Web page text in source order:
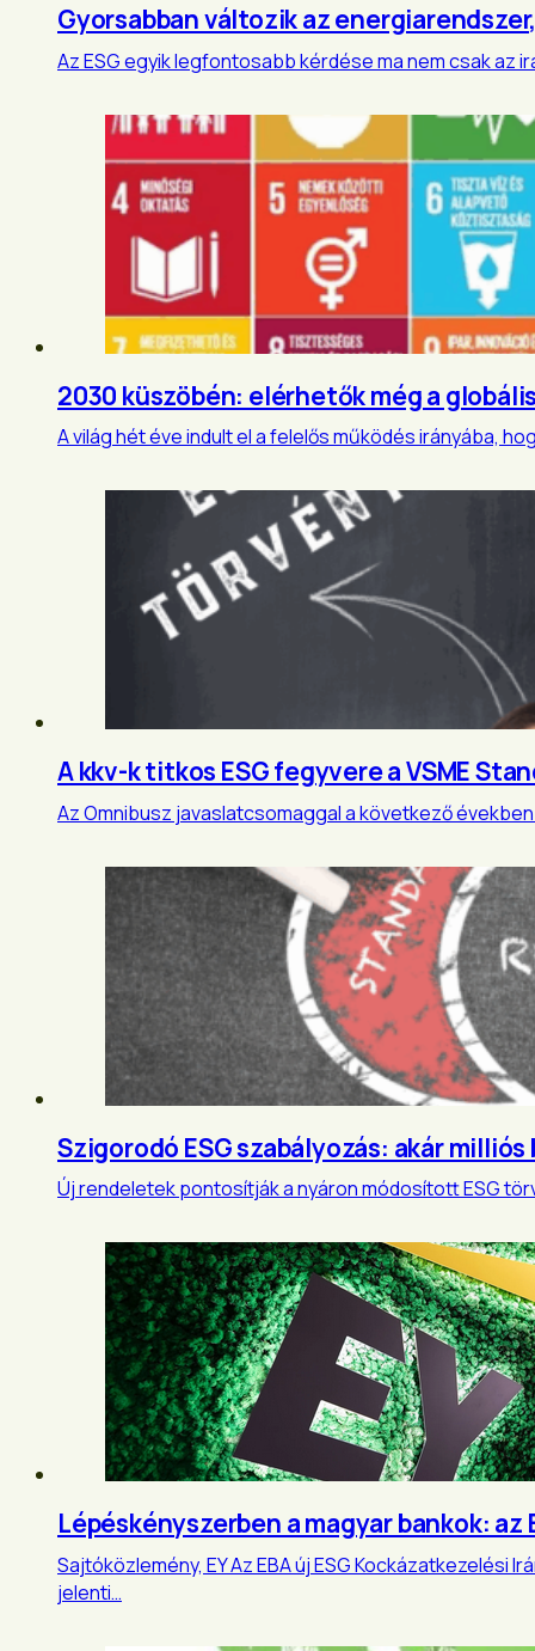
Gyorsabban változik az
Az ESG egyik legfontosabb kérdése ma nem csak az
2030 küszöbén: elérhetők még a
A világ hét éve indult el a felelős működés irányába,
A kkv-k titkos ESG fegyvere a VSME
Az Omnibusz javaslatcsomaggal a következő
Szigorodó ESG szabályozás: akár
Új rendeletek pontosítják a nyáron módosított ESG
Lépéskényszerben a magyar bankok:
Sajtóközlemény, EY Az EBA új ESG
jelenti…